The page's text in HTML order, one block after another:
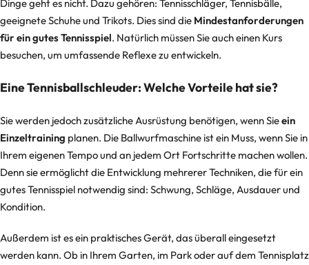
ausrüstungen Fussball
e
s
s
M
di
zi
n
r
d
u
Dinge geht es nicht. Dazu gehören: Tennisschläger, Tennisbälle,
geeignete Schuhe und Trikots. Dies sind die Mindestanforderungen
für ein gutes Tennisspiel. Natürlich müssen Sie auch einen Kurs
besuchen, um umfassende Reflexe zu entwickeln.
Eine Tennisballschleuder: Welche Vorteile hat sie?
Sie werden jedoch zusätzliche Ausrüstung benötigen, wenn Sieein
Einzeltraining planen. Die Ballwurfmaschine ist ein Muss, wenn Sie in
Ihrem eigenen Tempo und an jedem Ort Fortschritte machen wollen.
Denn sie ermöglicht die Entwicklung mehrerer Techniken, die für ein
gutes Tennisspiel notwendig sind: Schwung, Schläge, Ausdauer und
Kondition.
Außerdem ist es ein praktisches Gerät, das überall eingesetzt
werden kann. Ob in Ihrem Garten, im Park oder auf dem Tennisplatz